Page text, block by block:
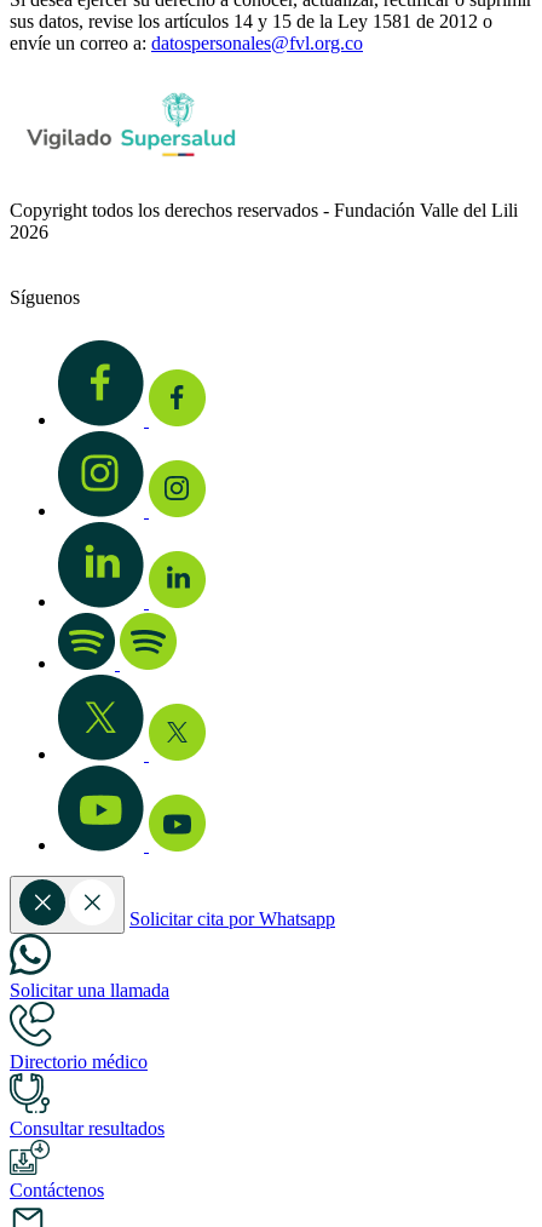
sus datos, revise los artículos 14 y 15 de la Ley 1581 de 2012 o
envíe un correo a: datospersonales@fvl.org.co
Copyright todos los derechos reservados - Fundación Valle del Lili
2026
Síguenos
Solicitar cita por Whatsapp
Solicitar una llamada
Directorio médico
Consultar resultados
Contáctenos